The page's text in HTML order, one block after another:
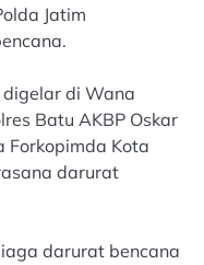
Jatim
di Wana
Batu AKBP Oskar
Forkopimda Kota
darurat
darurat bencana